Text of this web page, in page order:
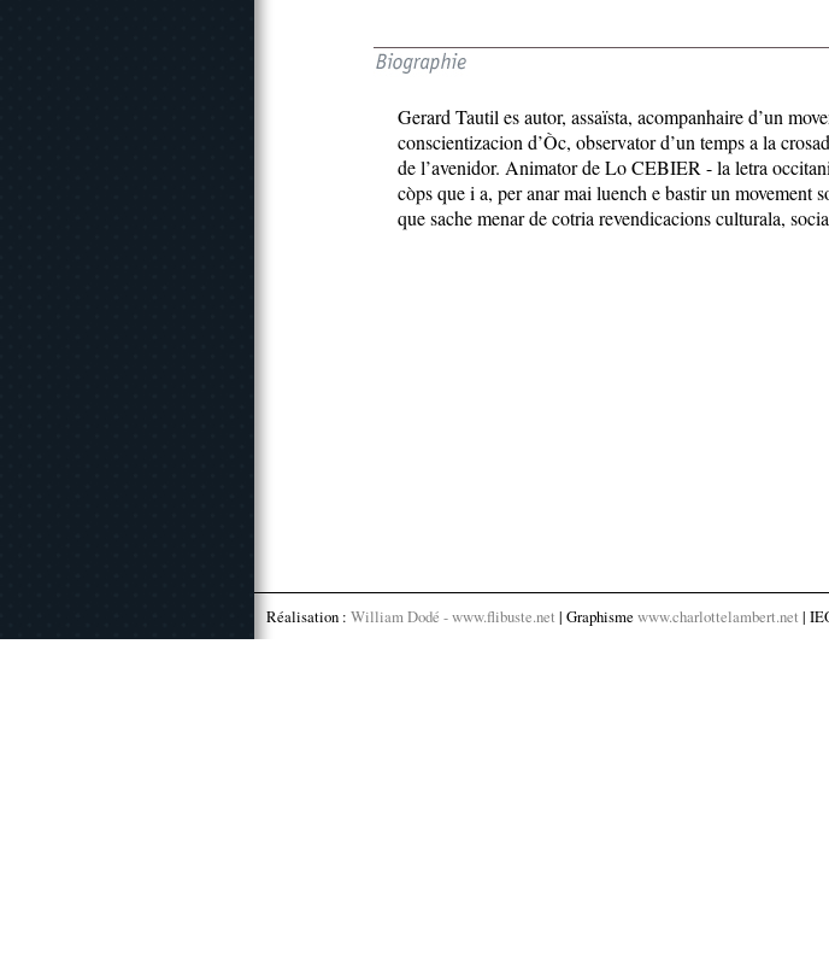
Gerard Tautil es autor, assaïsta, acompanhaire d’un
conscientizacion d’Òc, observator d’un temps a la
de l’avenidor. Animator de Lo CEBIER - la letra
còps que i a, per anar mai luench e bastir un movement
que sache menar de cotria revendicacions culturala,
Réalisation : William Dodé - www.flibuste.net | Graphisme www.charlottelambert.net |